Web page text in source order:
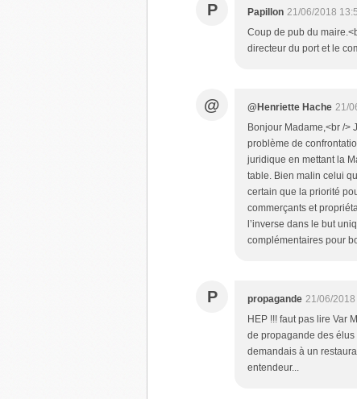
P Papillon 21/06/2018
Coup de pub du
directeur du port et le
@ @Henriette Hache 21/
Bonjour Madame,<br />
problème de
juridique en mettant la
table. Bien malin celui
certain que la priorité
commerçants et
l’inverse dans le but
complémentaires pour
P propagande 21/06/
HEP !!! faut pas lire Var
de propagande des élus
demandais à un
entendeur...